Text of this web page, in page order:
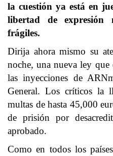
la cuestión ya está en
libertad de
frágiles.
Dirija ahora mismo su
noche, una nueva ley
las inyecciones de
General. Los críticos la
multas de hasta 45,000
de prisión por
aprobado.
Como en todos los